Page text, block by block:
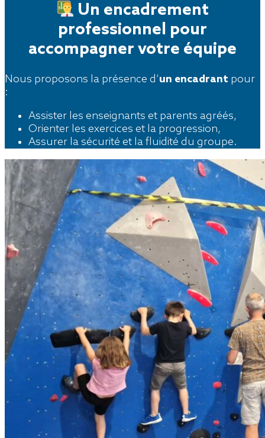
Un encadrement
professionnel pour
accompagner votre équipe
Nous proposons la présence d’un encadrant pour
:
Assister les enseignants et parents agréés,
Orienter les exercices et la progression,
Assurer la sécurité et la fluidité du groupe.